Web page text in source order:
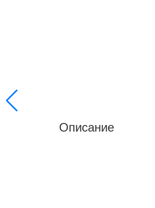
Описание